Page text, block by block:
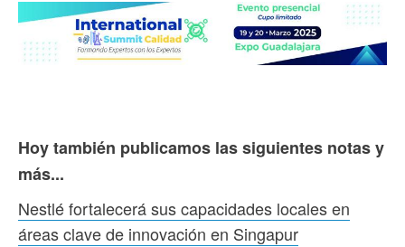
Hoy también publicamos las siguientes notas y
más...
Nestlé fortalecerá sus capacidades locales en
áreas clave de innovación en Singapur